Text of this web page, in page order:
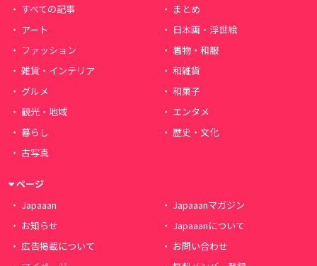
すべての記事
まとめ
アート
日本画・浮世絵
ファッション
着物・和服
雑貨・インテリア
和雑貨
グルメ
和菓子
観光・地域
エンタメ
暮らし
歴史・文化
古写真
ページ
Japaaan
Japaaanマガジン
お知らせ
Japaaanについて
広告掲載について
お問い合わせ